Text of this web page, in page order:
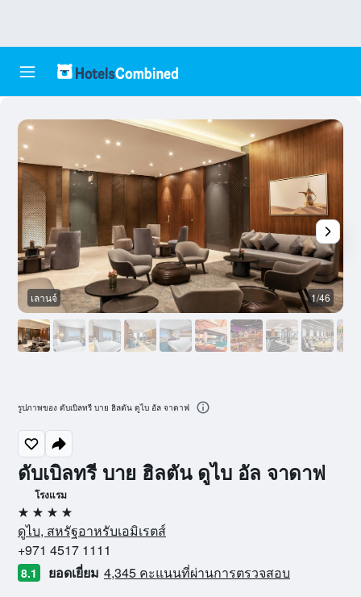
ดับเบิลทรี บาย ฮิลตัน ดูไบ อัล จาดาฟ
โรงแรม
4 ดาว
ดูไบ, สหรัฐอาหรับเอมิเรตส์
+971 4517 1111
8.1 ยอดเยี่ยม 4,345 คะแนนที่ผ่านการตรวจสอบ
เลานจ์ 1/46
รูปภาพของ ดับเบิลทรี บาย ฮิลตัน ดูไบ อัล จาดาฟ